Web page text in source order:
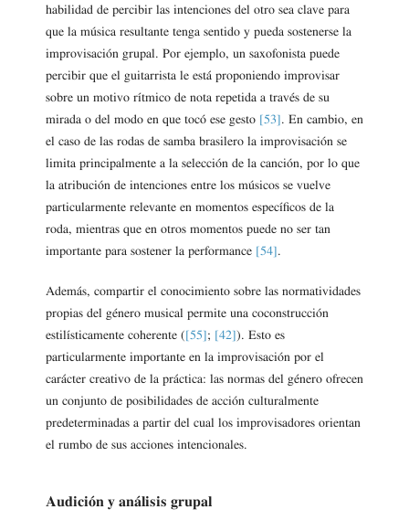
habilidad de percibir las intenciones del otro sea clave para
que la música resultante tenga sentido y pueda sostenerse la
improvisación grupal. Por ejemplo, un saxofonista puede
percibir que el guitarrista le está proponiendo improvisar
sobre un motivo rítmico de nota repetida a través de su
mirada o del modo en que tocó ese gesto [53]. En cambio, en
el caso de las rodas de samba brasilero la improvisación se
limita principalmente a la selección de la canción, por lo que
la atribución de intenciones entre los músicos se vuelve
particularmente relevante en momentos específicos de la
roda, mientras que en otros momentos puede no ser tan
importante para sostener la performance [54].
Además, compartir el conocimiento sobre las normatividades
propias del género musical permite una coconstrucción
estilísticamente coherente ([55]; [42]). Esto es
particularmente importante en la improvisación por el
carácter creativo de la práctica: las normas del género ofrecen
un conjunto de posibilidades de acción culturalmente
predeterminadas a partir del cual los improvisadores orientan
el rumbo de sus acciones intencionales.
Audición y análisis grupal